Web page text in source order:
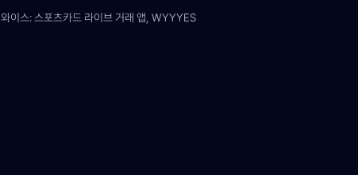
와이스: 스포츠카드 라이브 거래 앱, WYYYES